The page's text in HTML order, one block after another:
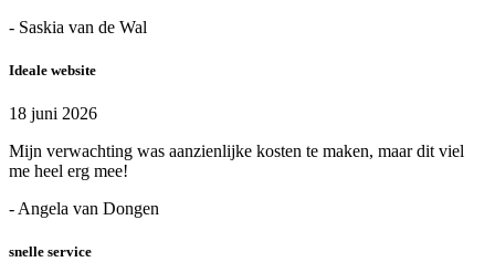
- Saskia van de Wal
Ideale website
18 juni 2026
Mijn verwachting was aanzienlijke kosten te maken, maar dit viel
me heel erg mee!
- Angela van Dongen
snelle service